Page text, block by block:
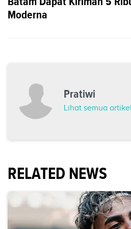
Moderna
Pratiwi
Lihat semua
RELATED NEWS